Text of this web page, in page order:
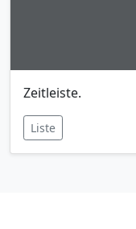
Zeitleiste.
Liste